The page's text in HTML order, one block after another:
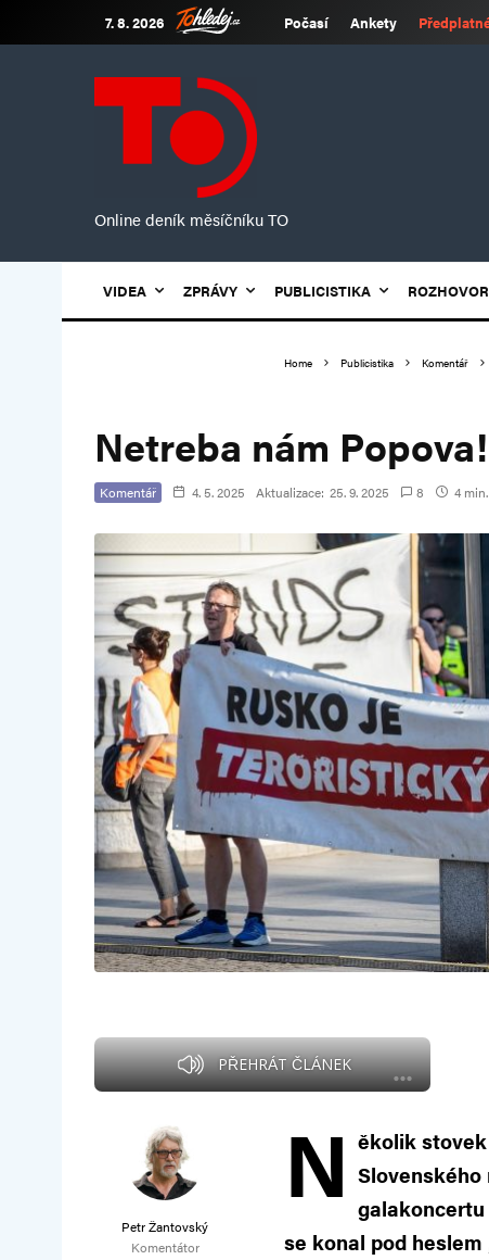
7. 8. 2026 Počasí Ankety
Online deník měsíčníku TO
VIDEA ZPRÁVY PUBLICISTIKA ROZHOVOR
Home Publicistika Komentář
Netreba nám Popova!
Komentář 4. 5. 2025 Aktualizace: 25. 9. 2025 8 4
PŘEHRÁT ČLÁNEK
Petr Žantovský
Komentátor
N ěkolik
se konal pod